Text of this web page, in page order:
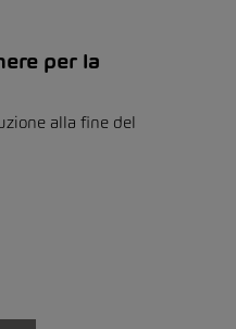
per la
alla fine del